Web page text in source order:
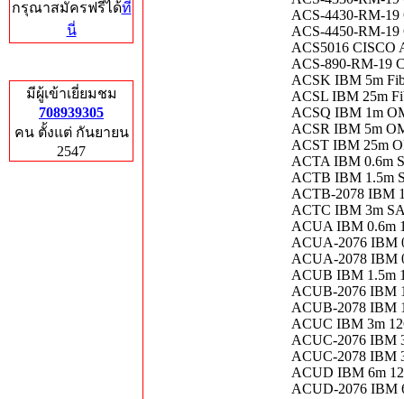
กรุณาสมัครฟรีได้ที่
นี่
มีผู้เข้าเยี่ยมชม
708939305
คน ตั้งแต่ กันยายน
2547
ACS-4430-RM-19
ACS-4450-RM-19
ACS5016 CISCO
ACS-890-RM-19
ACSK IBM 5m
ACSL IBM 25m
ACSQ IBM 1m
ACSR IBM 5m
ACST IBM 25m
ACTA IBM 0.6m
ACTB IBM 1.5m
ACTB-2078 IBM
ACTC IBM 3m
ACUA IBM 0.6m
ACUA-2076 IBM
ACUA-2078 IBM
ACUB IBM 1.5m
ACUB-2076 IBM
ACUB-2078 IBM
ACUC IBM 3m
ACUC-2076 IBM
ACUC-2078 IBM
ACUD IBM 6m
ACUD-2076 IBM